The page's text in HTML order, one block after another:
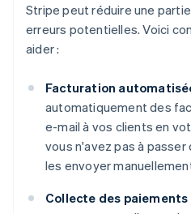
Stripe peut réduire une
erreurs potentielles. Voici
aider :
Facturation
automatiquement des
e-mail à vos clients en
vous n'avez pas à
les envoyer
Collecte des